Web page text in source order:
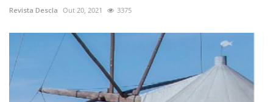
Revista Descla Out 20, 2021 3375